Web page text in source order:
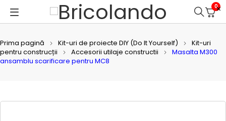
0
Prima pagină Kit-uri de proiecte DIY (Do It Yourself)
Kit-uri
pentru construcții
Accesorii utilaje constructii
Masalta M300
ansamblu scarificare pentru MC8